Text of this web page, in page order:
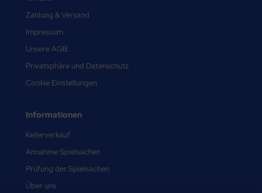
Zahlung & Versand
Impressum
Unsere AGB
Privatsphäre und Datenschutz
Cookie Einstellungen
Informationen
Kellerverkauf
Annahme Spielsachen
Prüfung der Spielsachen
Über uns